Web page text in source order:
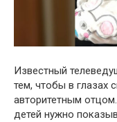
Известный
тем, чтобы в глазах
авторитетным
детей нужно